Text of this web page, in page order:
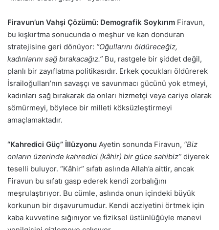
Firavun’un Vahşi Çözümü: Demografik Soykırım Firavun,
bu kışkırtma sonucunda o meşhur ve kan donduran
stratejisine geri dönüyor: “Oğullarını öldüreceğiz,
kadınlarını sağ bırakacağız.” Bu, rastgele bir şiddet değil,
planlı bir zayıflatma politikasıdır. Erkek çocukları öldürerek
İsrailoğulları’nın savaşçı ve savunmacı gücünü yok etmeyi,
kadınları sağ bırakarak da onları hizmetçi veya cariye olarak
sömürmeyi, böylece bir milleti köksüzleştirmeyi
amaçlamaktadır.
“Kahredici Güç” İllüzyonu Ayetin sonunda Firavun, “Biz
onların üzerinde kahredici (kâhir) bir güce sahibiz” diyerek
teselli buluyor. “Kâhir” sıfatı aslında Allah’a aittir, ancak
Firavun bu sıfatı gasp ederek kendi zorbalığını
meşrulaştırıyor. Bu cümle, aslında onun içindeki büyük
korkunun bir dışavurumudur. Kendi acziyetini örtmek için
kaba kuvvetine sığınıyor ve fiziksel üstünlüğüyle manevi